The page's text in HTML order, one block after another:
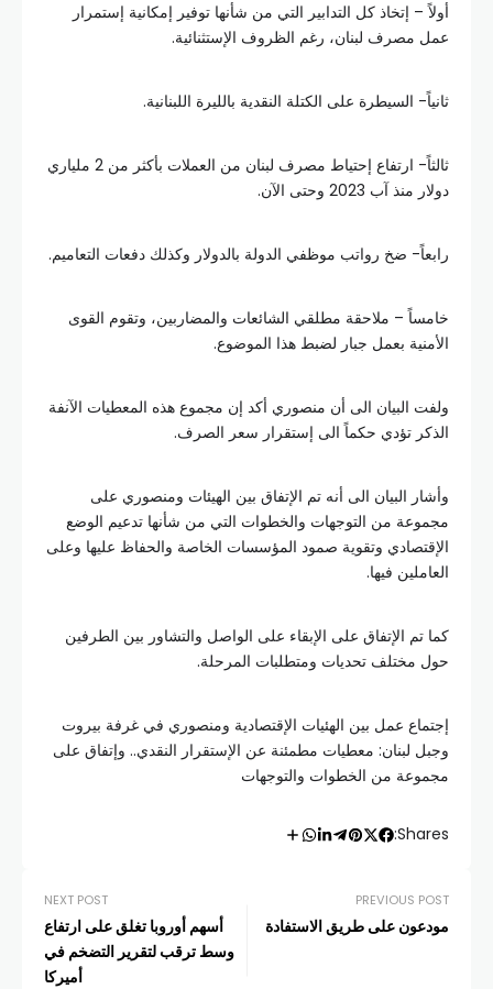
أولاً – إتخاذ كل التدابير التي من شأنها توفير إمكانية إستمرار
عمل مصرف لبنان، رغم الظروف الإستثنائية.
ثانياً- السيطرة على الكتلة النقدية بالليرة اللبنانية.
ثالثاً- ارتفاع إحتياط مصرف لبنان من العملات بأكثر من 2 ملياري
دولار منذ آب 2023 وحتى الآن.
رابعاً- ضخ رواتب موظفي الدولة بالدولار وكذلك دفعات التعاميم.
خامساً – ملاحقة مطلقي الشائعات والمضاربين، وتقوم القوى
الأمنية بعمل جبار لضبط هذا الموضوع.
ولفت البيان الى أن منصوري أكد إن مجموع هذه المعطيات الآنفة
الذكر تؤدي حكماً الى إستقرار سعر الصرف.
وأشار البيان الى أنه تم الإتفاق بين الهيئات ومنصوري على
مجموعة من التوجهات والخطوات التي من شأنها تدعيم الوضع
الإقتصادي وتقوية صمود المؤسسات الخاصة والحفاظ عليها وعلى
العاملين فيها.
كما تم الإتفاق على الإبقاء على الواصل والتشاور بين الطرفين
حول مختلف تحديات ومتطلبات المرحلة.
إجتماع عمل بين الهئيات الإقتصادية ومنصوري في غرفة بيروت
وجبل لبنان: معطيات مطمئنة عن الإستقرار النقدي.. وإتفاق على
مجموعة من الخطوات والتوجهات
Shares:
PREVIOUS POST
مودعون على طريق الاستفادة
NEXT POST
أسهم أوروبا تغلق على ارتفاع
وسط ترقب لتقرير التضخم في
أميركا